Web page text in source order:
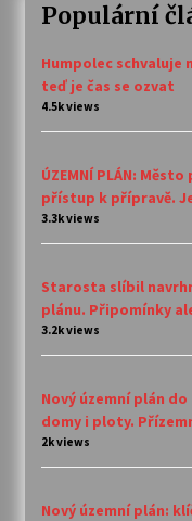
Populární
Humpolec schvaluje
teď je čas se ozvat
4.5k views
ÚZEMNÍ PLÁN:
přístup k přípravě.
3.3k views
Starosta slíbil
plánu. Připomínky
3.2k views
Nový územní plán
domy i ploty.
2k views
Nový územní plán: